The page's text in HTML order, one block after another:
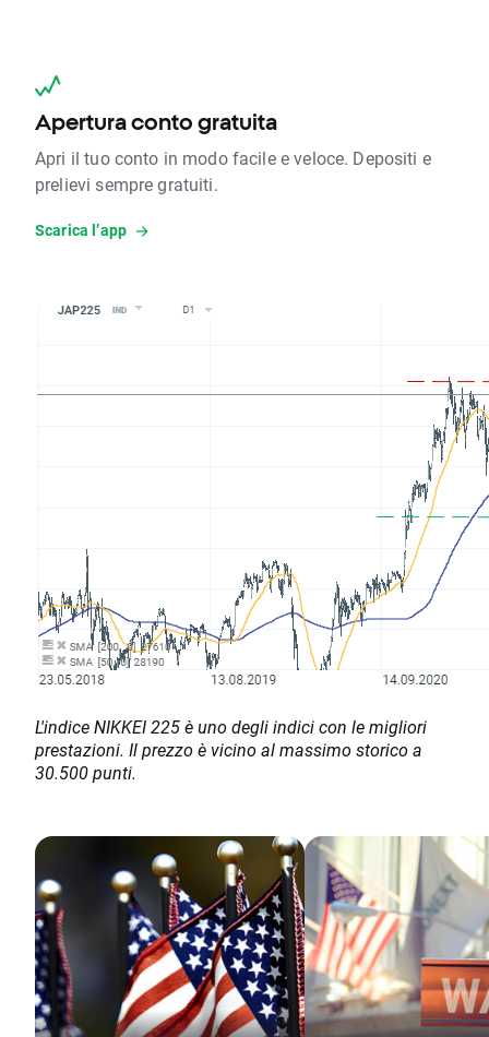
Apertura conto gratuita
Apri il tuo conto in modo facile e veloce. Depositi e
prelievi sempre gratuiti.
Scarica l’app
L'indice NIKKEI 225 è uno degli indici con le migliori
prestazioni. Il prezzo è vicino al massimo storico a
30.500 punti.